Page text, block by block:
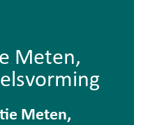
Meten,
Meten,